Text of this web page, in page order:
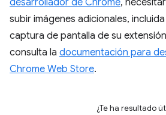
desarrollador de Chrome,
subir imágenes adicionales,
captura de pantalla de su
consulta la documentación para
Chrome Web Store.
¿Te ha resultado